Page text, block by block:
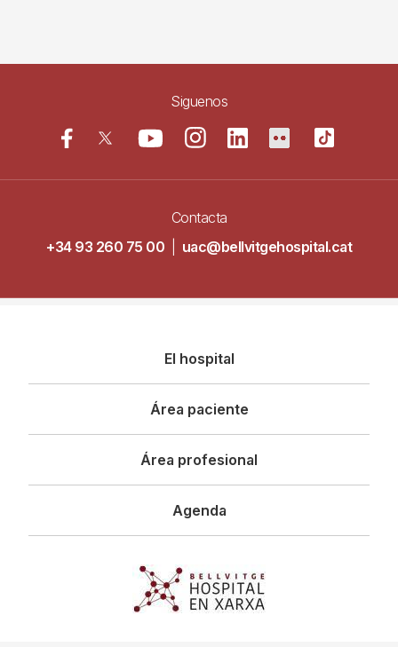
Siguenos
Contacta
+34 93 260 75 00
uac@bellvitgehospital.cat
principal
El hospital
Área paciente
Área profesional
Agenda